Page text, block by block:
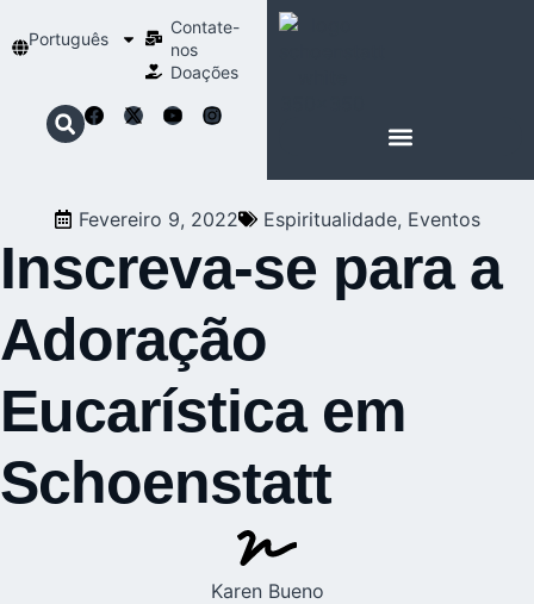
Português
Contate-
nos
Doações
Fevereiro 9, 2022 Espiritualidade, Eventos
Inscreva-se para a
Adoração
Eucarística em
Schoenstatt
Karen Bueno